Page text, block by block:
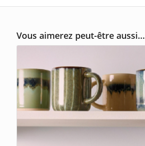
Vous aimerez peut-être aussi…